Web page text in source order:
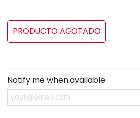
PRODUCTO AGOTADO
Notify me when available